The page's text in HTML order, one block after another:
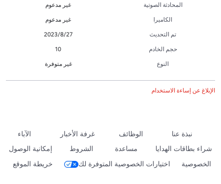
المحادثة الصوتية
غير مدعوم
الكاميرا
غير مدعوم
تم التحديث
27‏/8‏/2023
حجم الخادم
10
النوع
غير متوفرة
الإبلاغ عن إساءة الاستخدام
نبذة عنا الوظائف غرفة الأخبار
الآباء
شراء بطاقات الهدايا
مساعدة الشروط
إمكانية الوصول
الخصوصية
اختيارات الخصوصية المتوفرة لك خريطة الموقع